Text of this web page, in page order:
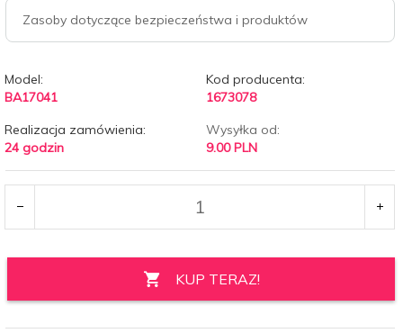
Zasoby dotyczące bezpieczeństwa i produktów
Model:
BA17041
Kod producenta:
1673078
Realizacja zamówienia:
24 godzin
Wysyłka od:
9.00 PLN
KUP TERAZ!